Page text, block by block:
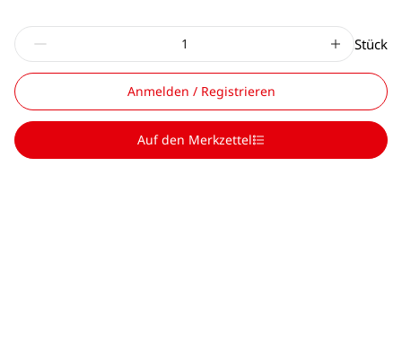
Stück
Anmelden / Registrieren
Auf den Merkzettel